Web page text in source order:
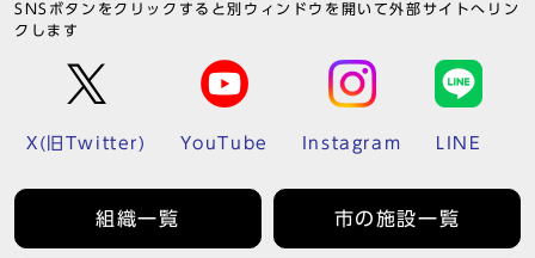
SNSボタンをクリックすると別ウィンドウを開いて外部サイトへリン
クします
X(旧Twitter) YouTube Instagram LINE
組織一覧 市の施設一覧